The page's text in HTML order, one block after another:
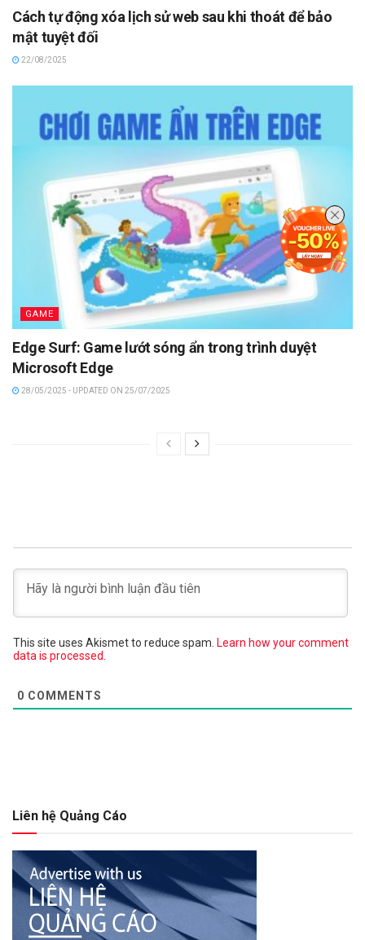
Cách tự động xóa lịch sử web sau khi thoát để bảo
mật tuyệt đối
22/08/2025
GAME
Edge Surf: Game lướt sóng ẩn trong trình duyệt
Microsoft Edge
28/05/2025 - UPDATED ON 25/07/2025
This site uses Akismet to reduce spam. Learn how your comment
data is processed.
0 COMMENTS
Liên hệ Quảng Cáo